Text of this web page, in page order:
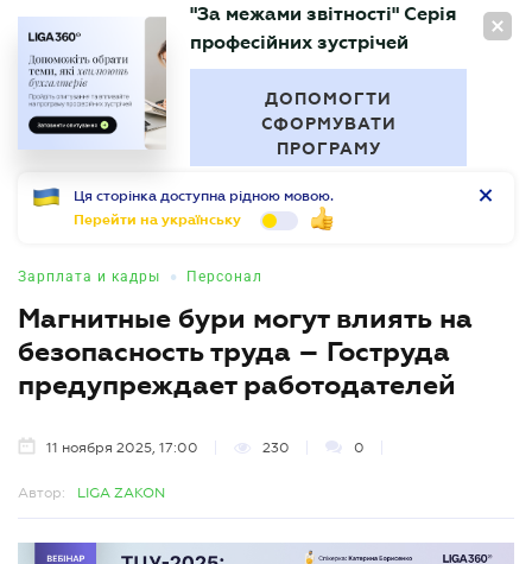
RU
БУХГАЛТЕР
"За межами звітності" Серія
професійних зустрічей
ДОПОМОГТИ
СФОРМУВАТИ
ПРОГРАМУ
Ця сторінка доступна рідною мовою.
Перейти на українську
Зарплата и кадры • Персонал
Магнитные бури могут влиять на
безопасность труда – Гоструда
предупреждает работодателей
11 ноября 2025, 17:00 230 0
Автор: LIGA ZAKON